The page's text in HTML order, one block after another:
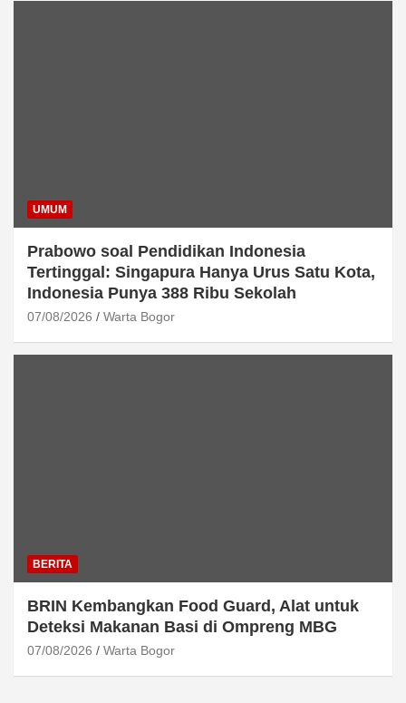
UMUM
Prabowo soal Pendidikan Indonesia
Tertinggal: Singapura Hanya Urus Satu Kota,
Indonesia Punya 388 Ribu Sekolah
07/08/2026 Warta Bogor
BERITA
BRIN Kembangkan Food Guard, Alat untuk
Deteksi Makanan Basi di Ompreng MBG
07/08/2026 Warta Bogor